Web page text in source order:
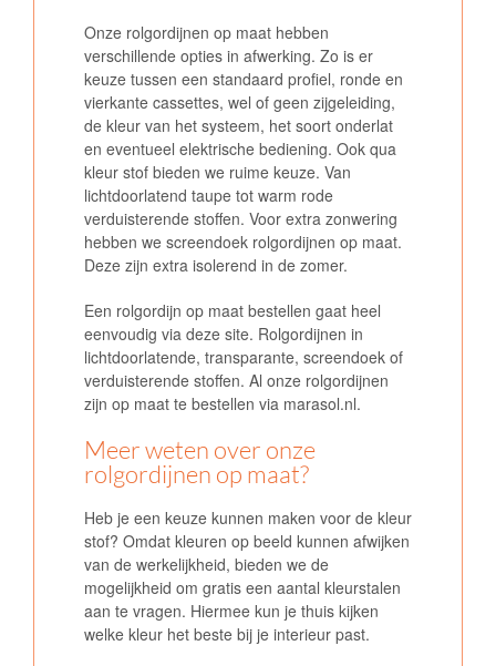
Onze rolgordijnen op maat hebben
verschillende opties in afwerking. Zo is er
keuze tussen een standaard profiel, ronde en
vierkante cassettes, wel of geen zijgeleiding,
de kleur van het systeem, het soort onderlat
en eventueel elektrische bediening. Ook qua
kleur stof bieden we ruime keuze. Van
lichtdoorlatend taupe tot warm rode
verduisterende stoffen. Voor extra zonwering
hebben we screendoek rolgordijnen op maat.
Deze zijn extra isolerend in de zomer.
Een rolgordijn op maat bestellen gaat heel
eenvoudig via deze site. Rolgordijnen in
lichtdoorlatende, transparante, screendoek of
verduisterende stoffen. Al onze rolgordijnen
zijn op maat te bestellen via marasol.nl.
Meer weten over onze
rolgordijnen op maat?
Heb je een keuze kunnen maken voor de kleur
stof? Omdat kleuren op beeld kunnen afwijken
van de werkelijkheid, bieden we de
mogelijkheid om gratis een aantal kleurstalen
aan te vragen. Hiermee kun je thuis kijken
welke kleur het beste bij je interieur past.